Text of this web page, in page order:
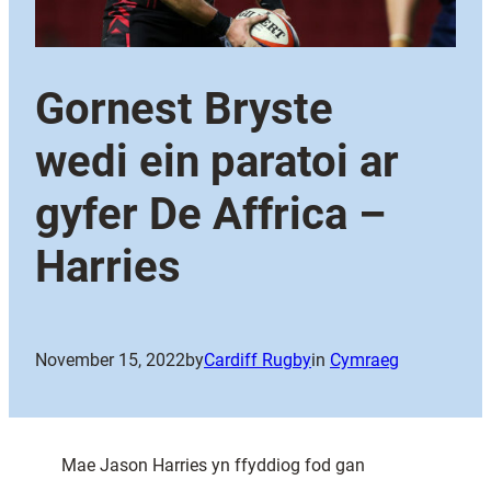
Gornest Bryste
wedi ein paratoi ar
gyfer De Affrica –
Harries
November 15, 2022byCardiff Rugbyin Cymraeg
Mae Jason Harries yn ffyddiog fod gan